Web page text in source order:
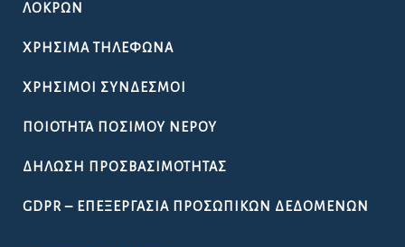
ΛΟΚΡΏΝ
ΧΡΉΣΙΜΑ ΤΗΛΈΦΩΝΑ
ΧΡΉΣΙΜΟΙ ΣΎΝΔΕΣΜΟΙ
ΠΟΙΌΤΗΤΑ ΠΌΣΙΜΟΥ ΝΕΡΟΎ
ΔΉΛΩΣΗ ΠΡΟΣΒΑΣΙΜΌΤΗΤΑΣ
GDPR – ΕΠΕΞΕΡΓΑΣΙΑ ΠΡΟΣΩΠΙΚΩΝ ΔΕΔΟΜΕΝΩΝ